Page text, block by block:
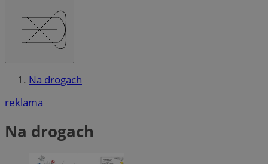
Na drogach
reklama
Na drogach